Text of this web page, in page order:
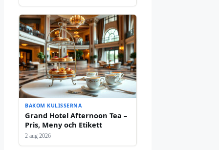
BAKOM KULISSERNA
Grand Hotel Afternoon Tea –
Pris, Meny och Etikett
2 aug 2026